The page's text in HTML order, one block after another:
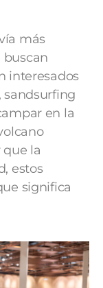
más
buscan
interesados
sandsurfing
en la
que la
estos
significa